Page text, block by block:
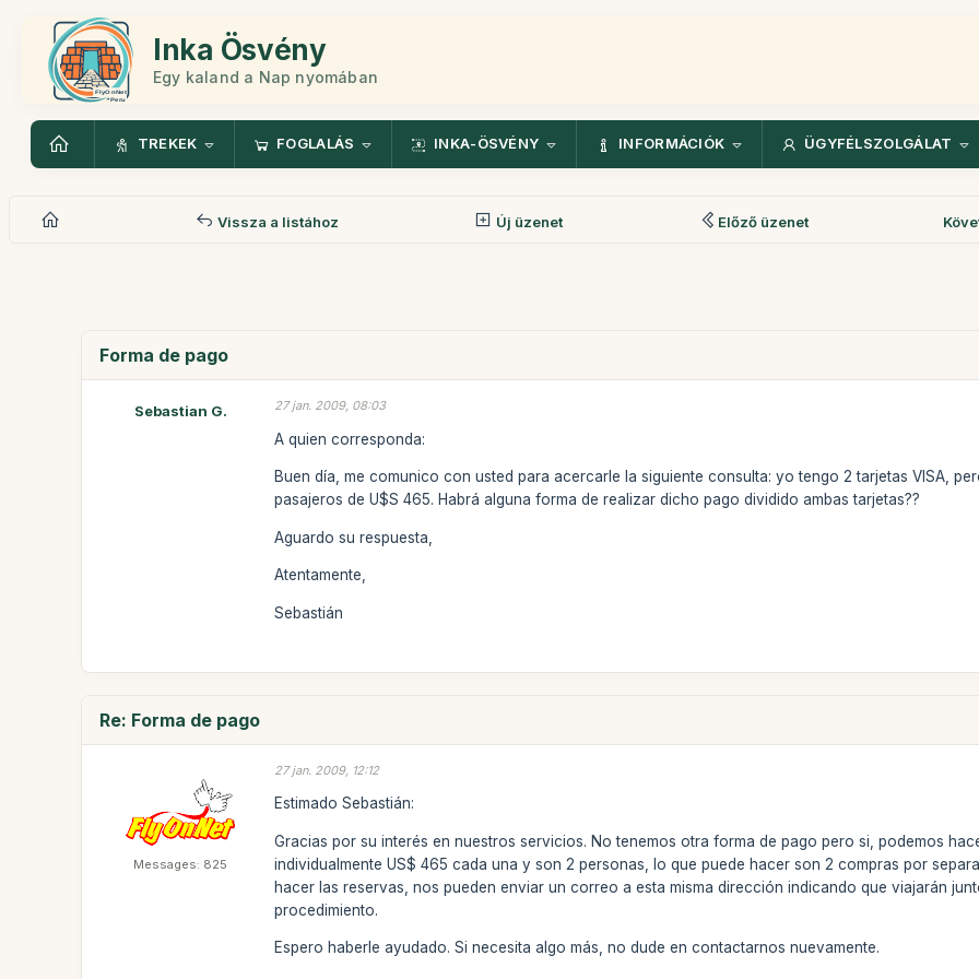
Inka Ösvény
Egy kaland a Nap nyomában
TREKEK FOGLALÁS INKA-ÖSVÉNY INFORMÁCIÓK ÜGYFÉLSZOLGÁLAT
Vissza a listához Új üzenet Előző üzenet
Forma de pago
Sebastian G. 27 jan. 2009, 08:03
A quien corresponda:
Buen día, me comunico con usted para acercarle la siguiente consulta: yo tengo 2 tarjetas VISA,
pasajeros de U$S 465. Habrá alguna forma de realizar dicho pago dividido ambas tarjetas??
Aguardo su respuesta,
Atentamente,
Sebastián
Re: Forma de pago
Messages: 825
27 jan. 2009, 12:12
Estimado Sebastián:
Gracias por su interés en nuestros servicios. No tenemos otra forma de pago pero si, podemos
individualmente US$ 465 cada una y son 2 personas, lo que puede hacer son 2 compras por
hacer las reservas, nos pueden enviar un correo a esta misma dirección indicando que viajarán
procedimiento.
Espero haberle ayudado. Si necesita algo más, no dude en contactarnos nuevamente.